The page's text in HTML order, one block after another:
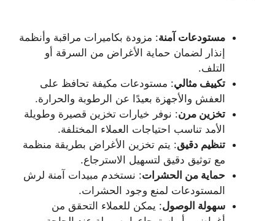
مستودعات آمنة: مزودة بكاميرات مراقبة وأنظمة
إنذار لضمان حماية الأغراض من السرقة أو
التلف.
تكييف مثالي: مستودعات مكيفة تحافظ على
العفش والأجهزة بعيدًا عن الرطوبة والحرارة.
تخزين مرن: نوفر خيارات تخزين قصيرة وطويلة
الأمد تناسب احتياجات العملاء المختلفة.
تنظيم دقيق: يتم تخزين الأغراض بطريقة منظمة
مع توثيق دقيق لتسهيل الاسترجاع.
حماية من الحشرات: نستخدم مبيدات آمنة لرش
المستودعات لمنع وجود الحشرات.
سهولة الوصول: يمكن للعملاء التحقق من